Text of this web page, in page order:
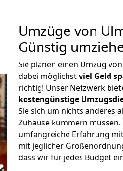
Umzüge von
Günstig
Sie planen einen Umzug
dabei möglichstviel Geld
richtig! Unser Netzwerk
kostengünstige
Sie sich um nichts anderes
Zuhause kümmern
umfangreiche Erfahrung
mit jeglicher
dass wir für jedes Budget